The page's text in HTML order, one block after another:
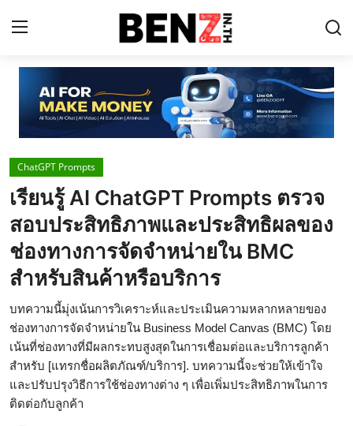
Home
Contact
AI Tools
ChatGPT Prompts
ข่าว AI รอบโลก
ThaiGPT Builder
คอร์สเรียน ChatGPT
ChatGPT Prompts
เรียนรู้ AI ChatGPT Prompts ตรวจ
สอบประสิทธิภาพและประสิทธิผลของ
ช่องทางการจัดจำหน่ายใน BMC
สำหรับสินค้าหรือบริการ
บทความนี้มุ่งเน้นการวิเคราะห์และประเมินความหลากหลายของ
ช่องทางการจัดจำหน่ายใน Business Model Canvas (BMC) โดย
เน้นที่ช่องทางที่มีผลกระทบสูงสุดในการเชื่อมต่อและบริการลูกค้า
สำหรับ [แทรกชื่อผลิตภัณฑ์/บริการ]. บทความนี้จะช่วยให้เข้าใจ
และปรับปรุงวิธีการใช้ช่องทางต่าง ๆ เพื่อเพิ่มประสิทธิภาพในการ
ติดต่อกับลูกค้า